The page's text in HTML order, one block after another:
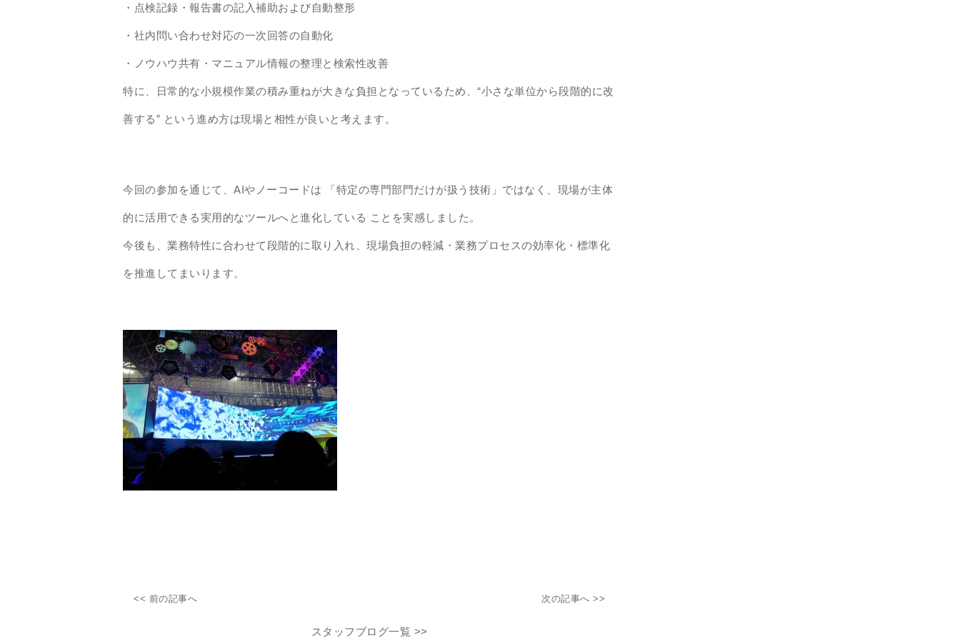
・点検記録・報告書の記入補助および自動整形
・社内問い合わせ対応の一次回答の自動化
・ノウハウ共有・マニュアル情報の整理と検索性改善
特に、日常的な小規模作業の積み重ねが大きな負担となっているため、“小さな単位から段階的に改
善する” という進め方は現場と相性が良いと考えます。
今回の参加を通じて、AIやノーコードは 「特定の専門部門だけが扱う技術」ではなく、現場が主体
的に活用できる実用的なツールへと進化している ことを実感しました。
今後も、業務特性に合わせて段階的に取り入れ、現場負担の軽減・業務プロセスの効率化・標準化
を推進してまいります。
<< 前の記事へ 次の記事へ >>
スタッフブログ一覧 >>